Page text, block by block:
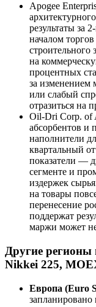
Apogee
результаты за
началом
строительного
на
процентных
за изменением
или слабый
отразиться на
Oil-Dri Corp. of
абсорбентов и
наполнители
квартальный
показатели —
сегменте и
издержек
на товары
перенесение
поддержат
маржи может
Другие
Nikkei 225,
Европа (Euro
запланировано